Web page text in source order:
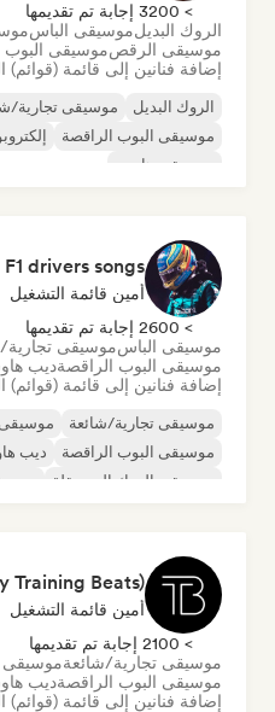
> 3200 إجابة تم تقديمها
الروك البديلموسيقى الباس
موسيقى الرقصموسيقى البوب
إضافة فنانين إلى قائمة
الروك البديل موسيقى تجارية/
موسيقى البوب الراقصة
موسيقى هاوس
F1 drivers songs 🏎️
أمين قائمة التشغيل
> 2600 إجابة تم تقديمها
موسيقى الباسموسيقى
موسيقى البوب الراقصةديب
إضافة فنانين إلى قائمة
موسيقى تجارية/شائعة
موسيقى البوب الراقصة
ديب
موسيقى الروك المستقلة
Training Beats)
أمين قائمة التشغيل
> 2100 إجابة تم تقديمها
موسيقى تجارية/شائعة
موسيقى البوب الراقصةديب
إضافة فنانين إلى قائمة